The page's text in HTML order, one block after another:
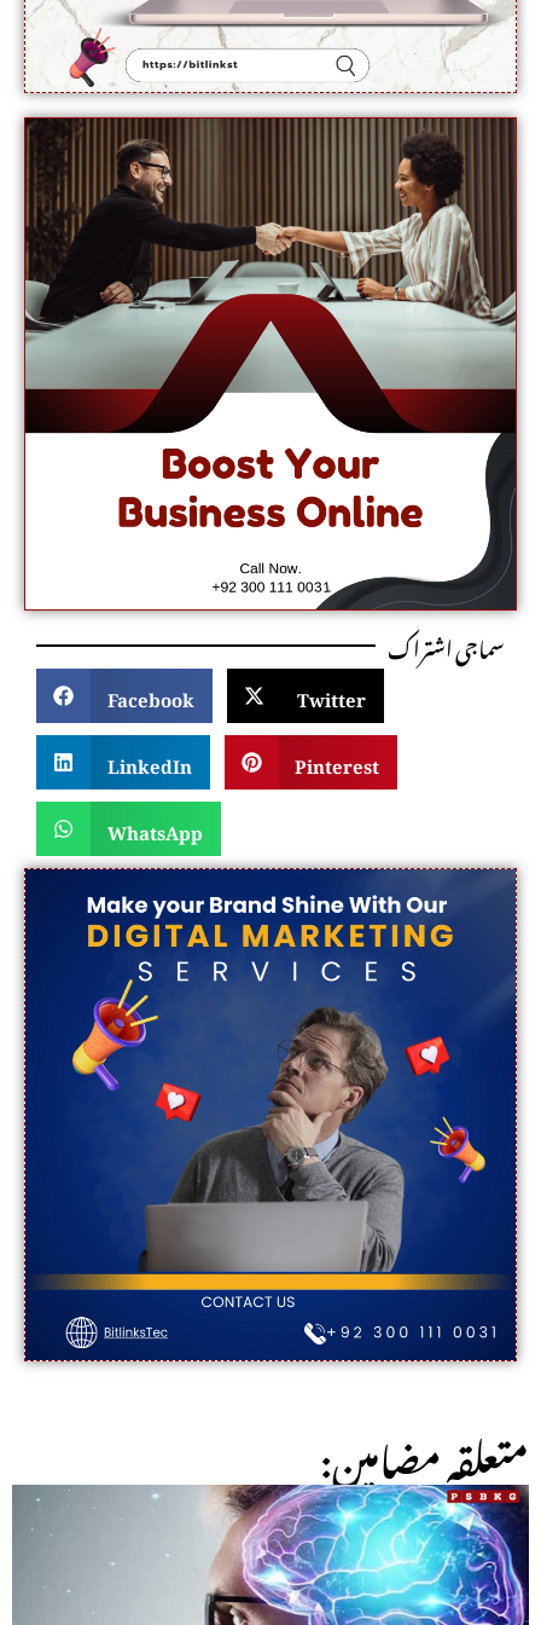
سماجی اشتراک
Facebook
Twitter
LinkedIn
Pinterest
WhatsApp
:متعلقہ مضامین